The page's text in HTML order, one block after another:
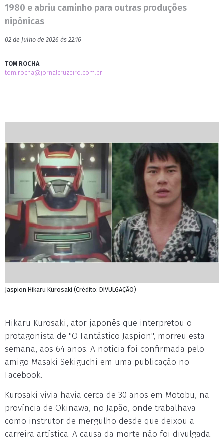
1980 e abriu caminho para outras produções
nipônicas
02 de Julho de 2026 às 22:16
TOM ROCHA
tom.rocha@jornalcruzeiro.com.br
Jaspion Hikaru Kurosaki (Crédito: DIVULGAÇÃO)
Hikaru Kurosaki, ator japonês que interpretou o
protagonista de "O Fantástico Jaspion", morreu esta
semana, aos 64 anos. A notícia foi confirmada pelo
amigo Masaki Sekiguchi em uma publicação no
Facebook.
Kurosaki vivia havia cerca de 30 anos em Motobu, na
província de Okinawa, no Japão, onde trabalhava
como instrutor de mergulho desde que deixou a
carreira artística. A causa da morte não foi divulgada.